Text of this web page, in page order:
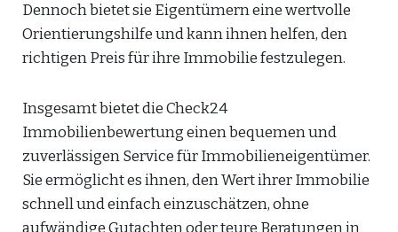
Dennoch bietet sie Eigentümern eine wertvolle
Orientierungshilfe und kann ihnen helfen, den
richtigen Preis für ihre Immobilie festzulegen.
Insgesamt bietet die Check24
Immobilienbewertung einen bequemen und
zuverlässigen Service für Immobilieneigentümer.
Sie ermöglicht es ihnen, den Wert ihrer Immobilie
schnell und einfach einzuschätzen, ohne
aufwändige Gutachten oder teure Beratungen in